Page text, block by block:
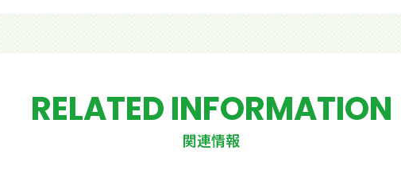
RELATED INFORMATION
関連情報